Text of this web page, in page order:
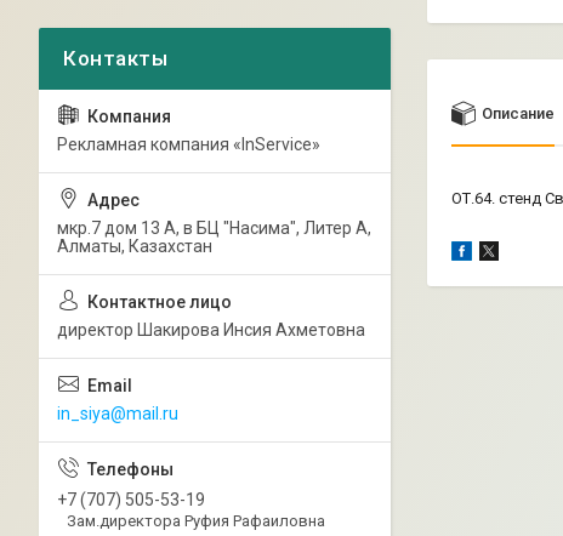
Описание
ОТ.64. стенд
Рекламная компания «InService»
мкр.7 дом 13 А, в БЦ "Насима", Литер А,
Алматы, Казахстан
директор Шакирова Инсия Ахметовна
in_siya@mail.ru
+7 (707) 505-53-19
Зам.директора Руфия Рафаиловна